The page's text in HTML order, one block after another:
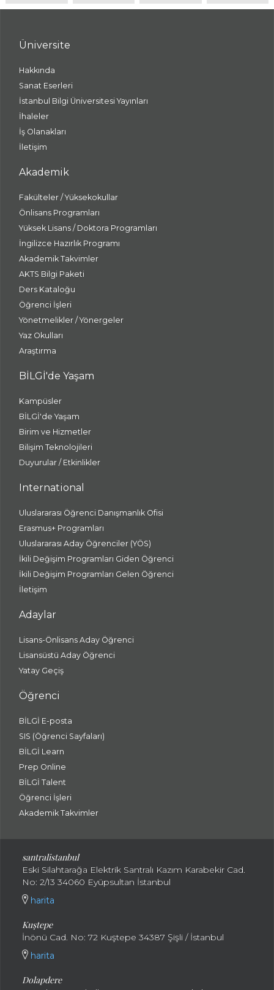
Üniversite
Hakkında
Sanat Eserleri
İstanbul Bilgi Üniversitesi Yayınları
İhaleler
İş Olanakları
İletişim
Akademik
Fakülteler / Yüksekokullar
Önlisans Programları
Yüksek Lisans / Doktora Programları
İngilizce Hazırlık Programı
Akademik Takvimler
AKTS Bilgi Paketi
Ders Kataloğu
Öğrenci İşleri
Yönetmelikler / Yönergeler
Yaz Okulları
Araştırma
BİLGİ'de Yaşam
Kampüsler
BİLGİ'de Yaşam
Birim ve Hizmetler
Bilişim Teknolojileri
Duyurular / Etkinlikler
International
Uluslararası Öğrenci Danışmanlık Ofisi
Erasmus+ Programları
Uluslararası Aday Öğrenciler (YÖS)
İkili Değişim Programları Giden Öğrenci
İkili Değişim Programları Gelen Öğrenci
İletişim
Adaylar
Lisans-Önlisans Aday Öğrenci
Lisansüstü Aday Öğrenci
Yatay Geçiş
Öğrenci
BİLGİ E-posta
SIS (Öğrenci Sayfaları)
BİLGİ Learn
Prep Online
BİLGİ Talent
Öğrenci İşleri
Akademik Takvimler
santralistanbul
Eski Silahtarağa Elektrik Santralı Kazım Karabekir Cad.
No: 2/13 34060 Eyüpsultan İstanbul
harita
Kuştepe
İnönü Cad. No: 72 Kuştepe 34387 Şişli / İstanbul
harita
Dolapdere